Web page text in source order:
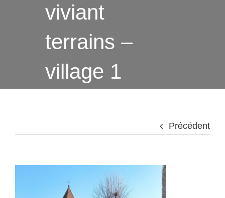
viviant
terrains –
village 1
Précédent